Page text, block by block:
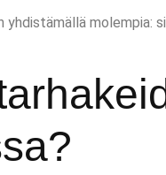
yhdistämällä